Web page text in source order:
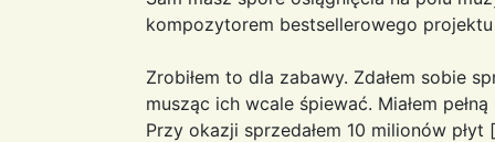
kompozytorem bestsellerowego
Zrobiłem to dla zabawy. Zdałem sobie
musząc ich wcale śpiewać. Miałem
Przy okazji sprzedałem 10 milionów płyt